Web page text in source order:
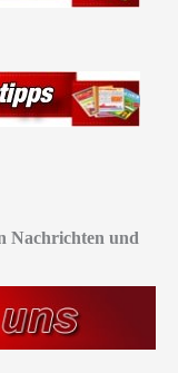
Nachrichten und